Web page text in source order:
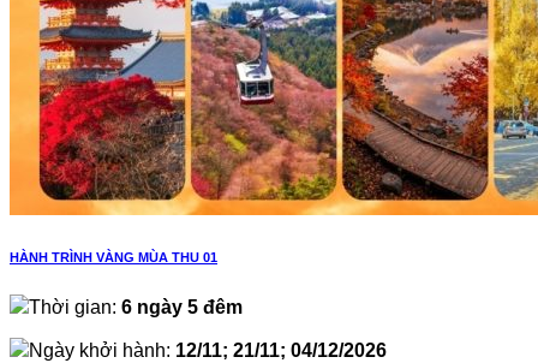
HÀNH TRÌNH VÀNG MÙA THU 01
Thời gian: 6 ngày 5 đêm
Ngày khởi hành: 12/11; 21/11; 04/12/2026